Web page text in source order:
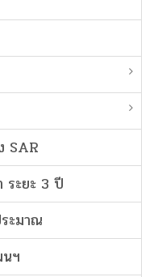
SAR
ะยะ 3 ปี
ะมาณ
ฯ